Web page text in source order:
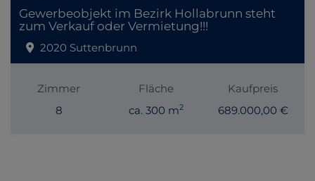
Gewerbeobjekt im Bezirk Hollabrunn steht
zum Verkauf oder Vermietung!!!
2020 Suttenbrunn
Zimmer
8
Fläche
ca. 300 m2
Kaufpreis
689.000,00 €